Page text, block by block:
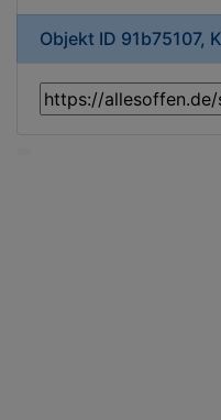
Objekt ID 91b75107,